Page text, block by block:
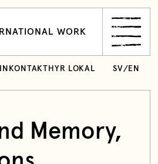
WORK
KONTAKT HYR LOKAL SV/ EN
Memory,